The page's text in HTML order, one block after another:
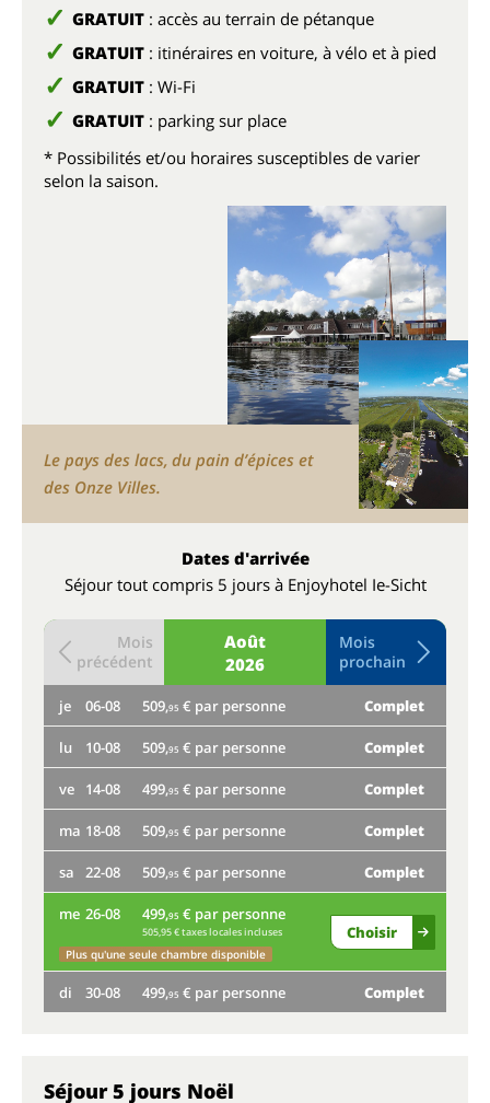
GRATUIT : accès au terrain de pétanque
GRATUIT : itinéraires en voiture, à vélo et à pied
GRATUIT : Wi-Fi
GRATUIT : parking sur place
* Possibilités et/ou horaires susceptibles de varier
selon la saison.
Le pays des lacs, du pain d’épices et
des Onze Villes.
Dates d'arrivée
Séjour tout compris 5 jours à Enjoyhotel Ie-Sicht
Août
2026
Mois
précédent
Mois
prochain
je 06-08 509,95 € par personne Complet
lu 10-08 509,95 € par personne Complet
ve 14-08 499,95 € par personne Complet
ma 18-08 509,95 € par personne Complet
sa 22-08 509,95 € par personne Complet
me 26-08 499,95 € par personne
505,95 € taxes locales incluses
Plus qu'une seule chambre disponible
Choisir
di 30-08 499,95 € par personne Complet
Séjour 5 jours Noël